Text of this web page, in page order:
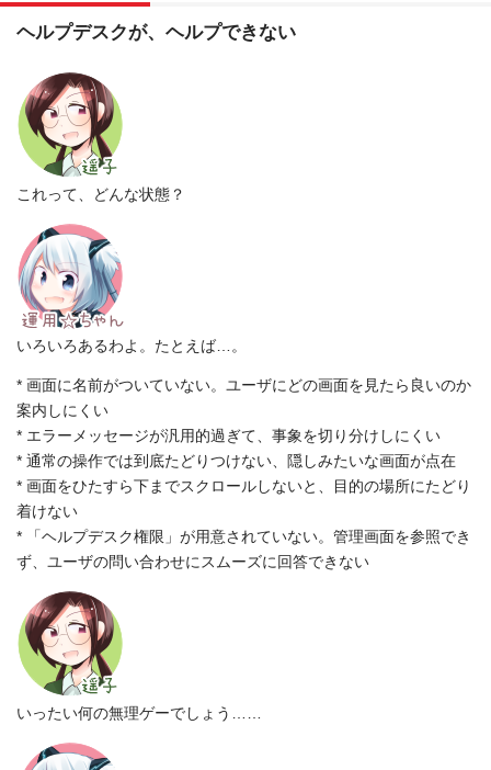
ヘルプデスクが、ヘルプできない
これって、どんな状態？
いろいろあるわよ。たとえば…。
* 画面に名前がついていない。ユーザにどの画面を見たら良いのか
案内しにくい
* エラーメッセージが汎用的過ぎて、事象を切り分けしにくい
* 通常の操作では到底たどりつけない、隠しみたいな画面が点在
* 画面をひたすら下までスクロールしないと、目的の場所にたどり
着けない
* 「ヘルプデスク権限」が用意されていない。管理画面を参照でき
ず、ユーザの問い合わせにスムーズに回答できない
いったい何の無理ゲーでしょう……